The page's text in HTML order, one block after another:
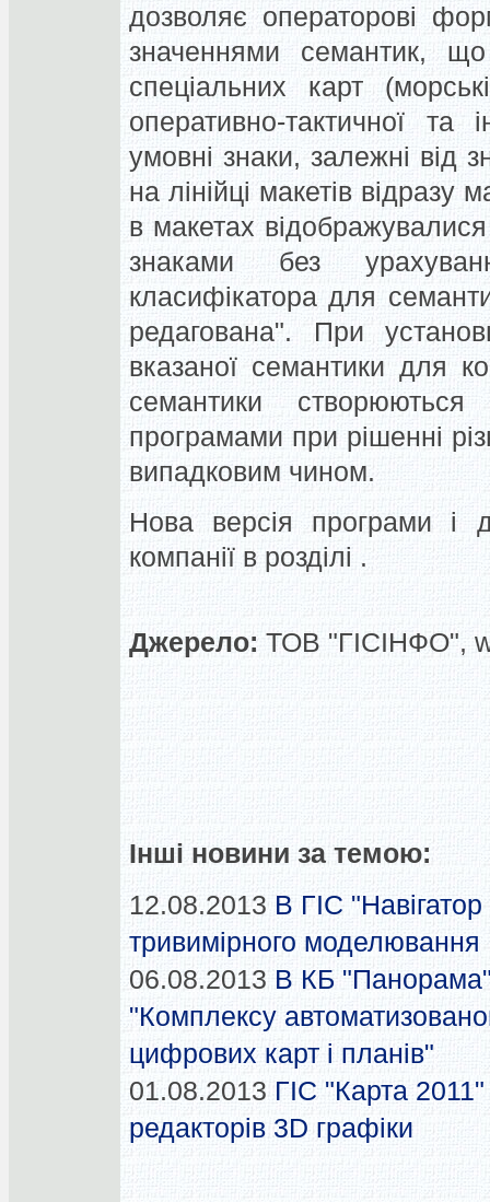
дозволяє операторові
значеннями семантик,
спеціальних карт
оперативно-тактичної
умовні знаки, залежні від
на лінійці макетів відразу
в макетах
знаками без
класифікатора для
редагована". При
вказаної семантики для
семантики
програмами при рішенні
випадковим чином.
Нова версія програми і
компанії в розділі .
Джерело: ТОВ "ГІСІНФО",
Інші новини за темою:
12.08.2013 В ГІС
тривимірного моделювання
06.08.2013 В КБ "Панорама"
"Комплексу
цифрових карт і планів"
01.08.2013 ГІС "Карта
редакторів 3D графіки